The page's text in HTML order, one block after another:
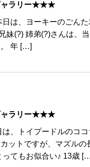
ャラリー★★★
日は、ヨーキーのごん
妹(?) 姉弟(?)さんは、
。 年 […]
ャラリー★★★
、トイプードルのコ
ットですが、マズル
ってもお似合い♪ 13歳